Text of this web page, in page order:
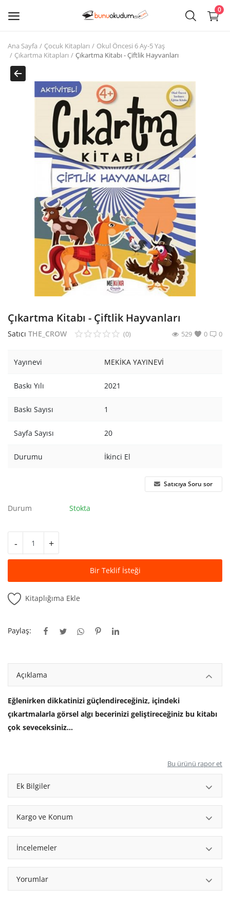
0
Kitap
Sat
Edebiyat
Ders - Sınav Kitapları
Çocuk Kitapları
Araştırma - Tarih
Din Tasavvuf
Hobi Kitapları
Mağazalar
İletişim
TRY (₺)
Ana Sayfa Çocuk Kitapları
Okul Öncesi 6 Ay-5 Yaş
Çıkartma Kitapları
Çıkartma Kitabı - Çiftlik Hayvanları
Çıkartma Kitabı - Çiftlik Hayvanları
Satıcı THE_CROW 0
(0) 0
529
Yayınevi MEKİKA YAYINEVİ
Baskı Yılı 2021
Baskı Sayısı 1
Sayfa Sayısı 20
Durumu İkinci El
Satıcıya Soru sor
Durum Stokta
- +
Bir Teklif İsteği
Kitaplığıma Ekle
Paylaş:
Açıklama
Eğlenirken dikkatinizi güçlendireceğiniz, içindeki
çıkartmalarla görsel algı becerinizi geliştireceğiniz bu kitabı
çok seveceksiniz…
Bu ürünü rapor et
Ek Bilgiler
Kargo ve Konum
İncelemeler
Yorumlar